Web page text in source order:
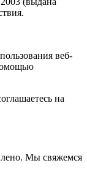
веб-
на
Мы свяжемся